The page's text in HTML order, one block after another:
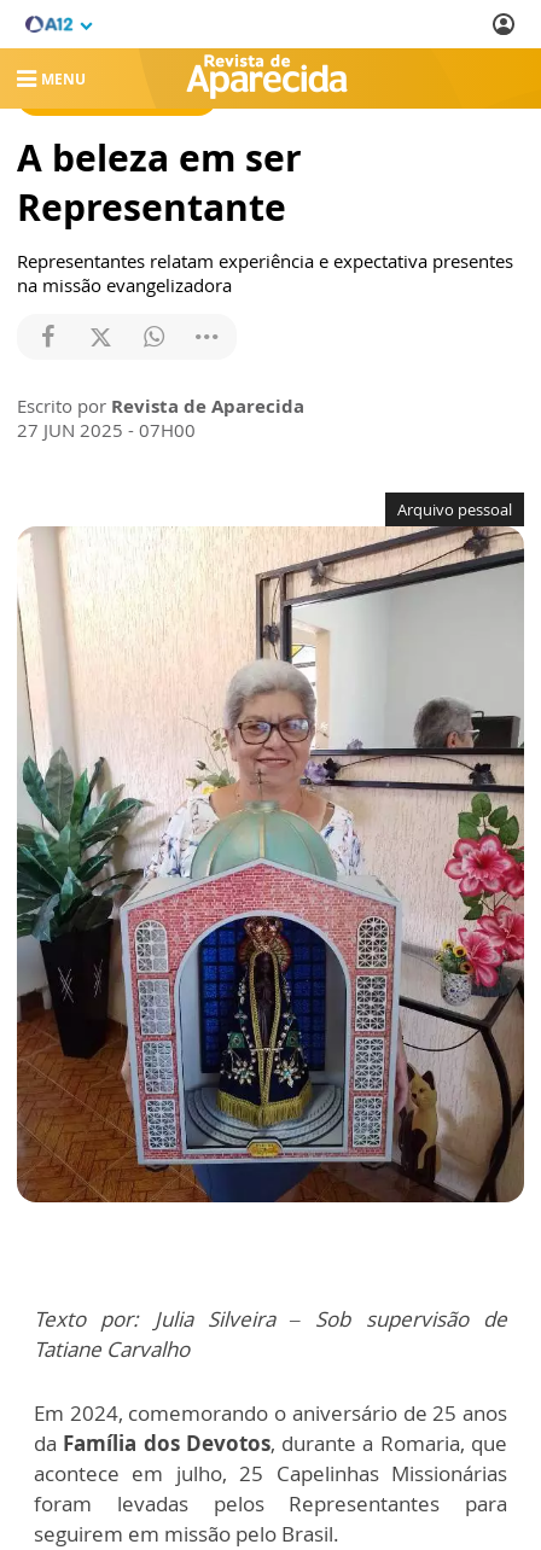
MENU
REVISTA DE APARECIDA
A beleza em ser
Representante
Representantes relatam experiência e expectativa presentes
na missão evangelizadora
Escrito por Revista de Aparecida
27 JUN 2025 - 07H00
Arquivo pessoal
Texto por: Julia Silveira – Sob supervisão de
Tatiane Carvalho
Em 2024, comemorando o aniversário de 25 anos
da Família dos Devotos, durante a Romaria, que
acontece em julho, 25 Capelinhas Missionárias
foram levadas pelos Representantes para
seguirem em missão pelo Brasil.